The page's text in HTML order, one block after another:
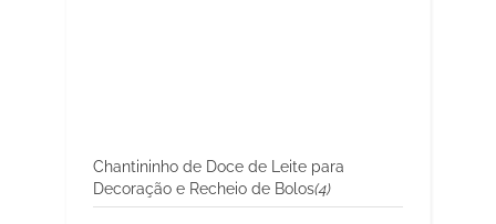
Chantininho de Doce de Leite para
Decoração e Recheio de Bolos(4)